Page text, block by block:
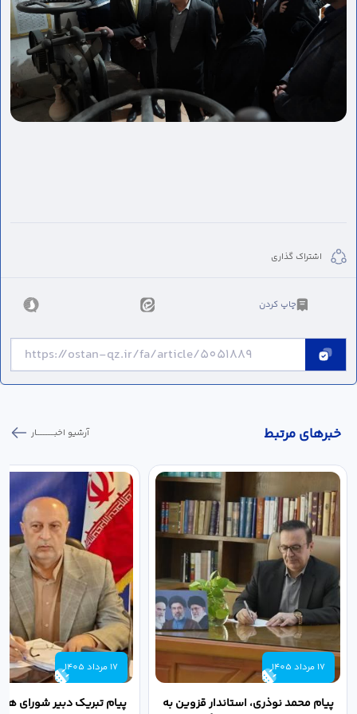
اشتراک گذاری
چاپ کردن
خبر‌های مرتبط آرشیو اخبـــــــــــار
17 مرداد 1405
پیام محمد نوذری، استاندار قزوین به
17 مرداد 1405
پیام تبریک دبیر شورای